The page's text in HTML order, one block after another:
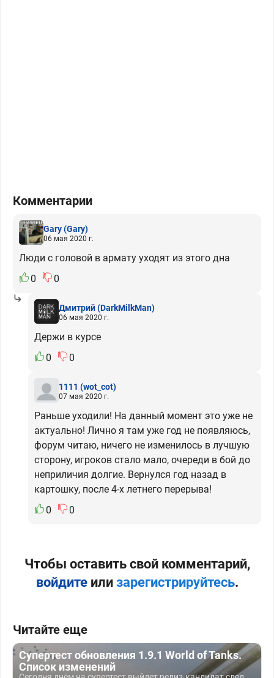
Комментарии
Gary(Gary)
06 мая 2020 г.
Люди с головой в армату уходят из этого дна
0
0
Дмитрий(DarkMilkMan)
06 мая 2020 г.
Держи в курсе
0
0
1111 (wot_cot)
07 мая 2020 г.
Раньше уходили! На данный момент это уже не
актуально! Лично я там уже год не появляюсь,
форум читаю, ничего не изменилось в лучшую
сторону, игроков стало мало, очереди в бой до
неприличия долгие. Вернулся год назад в
картошку, после 4-х летнего перерыва!
0
0
Чтобы оставить свой комментарий,
войдитеили зарегистрируйтесь.
Читайте еще
Супертест обновления 1.9.1 World of Tanks.
Список изменений